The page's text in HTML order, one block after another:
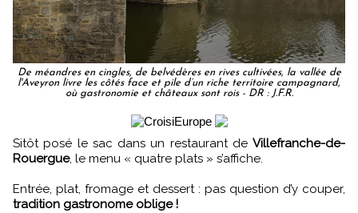
De méandres en cingles, de belvédères en rives cultivées, la vallée de
l'Aveyron livre les côtés face et pile d’un riche territoire campagnard,
où gastronomie et châteaux sont rois - DR : J.F.R.
Sitôt posé le sac dans un restaurant de Villefranche-de-
Rouergue, le menu « quatre plats » s’affiche.
Entrée, plat, fromage et dessert : pas question d’y couper,
tradition gastronome oblige !